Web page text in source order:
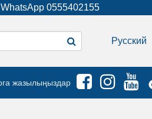
0555402155
Русский
жазылыңыздар